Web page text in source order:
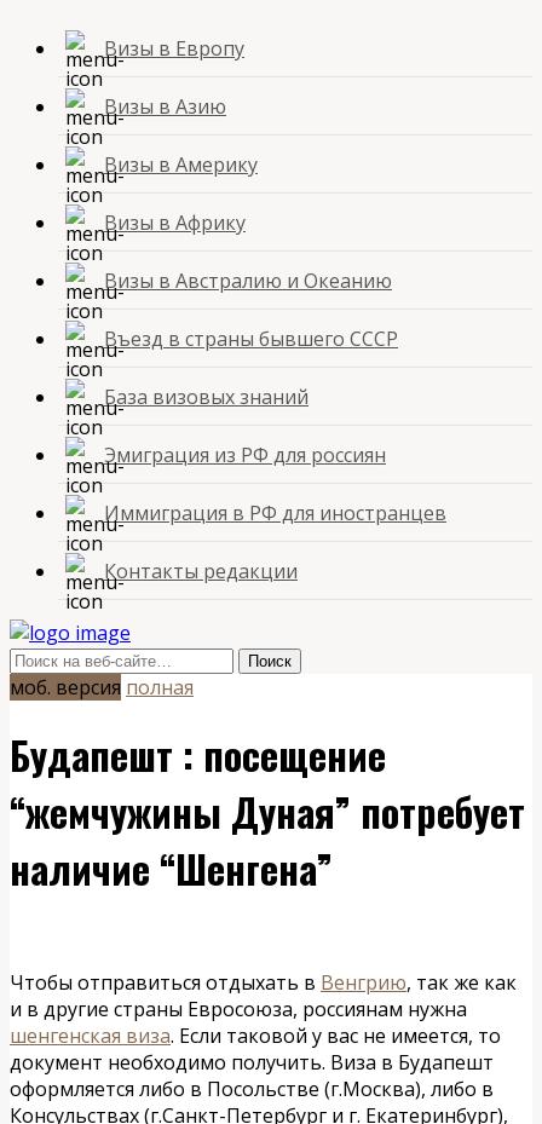
Визы в Европу
Визы в Азию
Визы в Америку
Визы в Африку
Визы в Австралию и Океанию
Въезд в страны бывшего СССР
База визовых знаний
Эмиграция из РФ для россиян
Иммиграция в РФ для иностранцев
Контакты редакции
моб. версия полная
Будапешт : посещение
“жемчужины Дуная” потребует
наличие “Шенгена”
Чтобы отправиться отдыхать в Венгрию, так же как
и в другие страны Евросоюза, россиянам нужна
шенгенская виза. Если таковой у вас не имеется, то
документ необходимо получить. Виза в Будапешт
оформляется либо в Посольстве (г.Москва), либо в
Консульствах (г.Санкт-Петербург и г. Екатеринбург),